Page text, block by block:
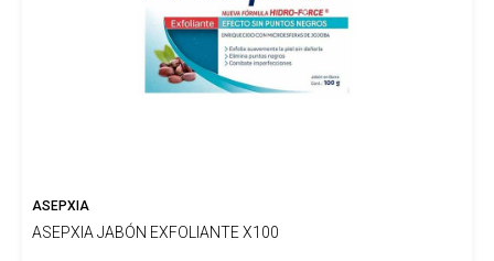
ASEPXIA
ASEPXIA JABÓN EXFOLIANTE X100